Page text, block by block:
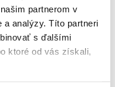
partnerom v
analýzy. Títo partneri
s ďalšími
ktoré od vás získali,